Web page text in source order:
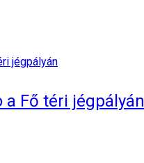
a Fő téri jégpályán